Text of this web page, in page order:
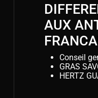
AUX
Conseil
GRAS
HERTZ